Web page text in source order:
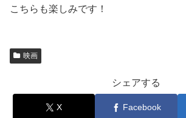
こちらも楽しみです！
映画
シェアする
X Facebook